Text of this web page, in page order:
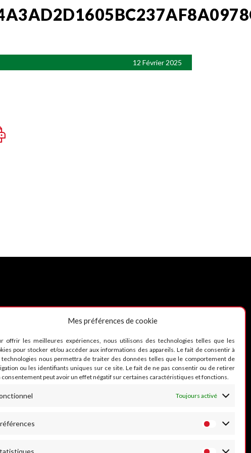
Mes préférences de cookie
offrir les meilleures expériences, nous utilisons des technologies telles que les
pour stocker et/ou accéder aux informations des appareils. Le fait de consentir à
technologies nous permettra de traiter des données telles que le comportement de
ou les identifiants uniques sur ce site. Le fait de ne pas consentir ou de retirer
consentement peut avoir un effet négatif sur certaines caractéristiques et fonctions.
Toujours activé
12 Février 2025